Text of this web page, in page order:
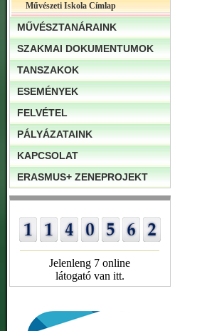
Művészeti Iskola Címlap
MŰVÉSZTANÁRAINK
SZAKMAI DOKUMENTUMOK
TANSZAKOK
ESEMÉNYEK
FELVÉTEL
PÁLYÁZATAINK
KAPCSOLAT
ERASMUS+ ZENEPROJEKT
Jelenleng 7 online
látogató van itt.